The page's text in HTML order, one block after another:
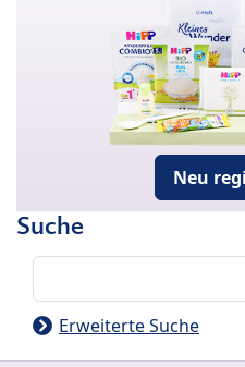
Neu
Suche
Erweiterte Suche